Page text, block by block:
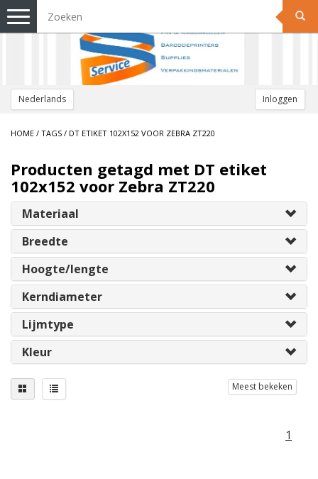
Nederlands Inloggen
Toggle
navigation
HOME / TAGS / DT ETIKET 102X152 VOOR ZEBRA ZT220
Producten getagd met DT etiket
102x152 voor Zebra ZT220
Materiaal
Breedte
Hoogte/lengte
Kerndiameter
Lijmtype
Kleur
Meest bekeken
1